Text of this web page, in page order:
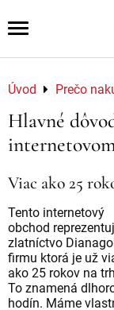
Úvod Prečo
Hlavné
Viac ako 25
Tento internetový
obchod
zlatníctvo
firmu ktorá je už
ako 25 rokov na
To znamená
hodín. Máme